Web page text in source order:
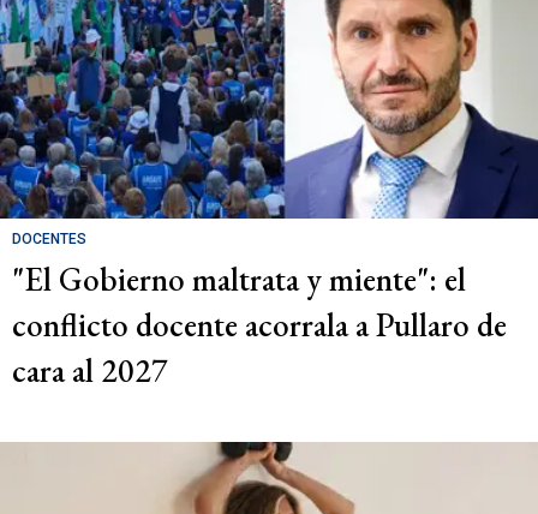
DOCENTES
"El Gobierno maltrata y miente": el
conflicto docente acorrala a Pullaro de
cara al 2027